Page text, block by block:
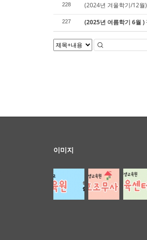
228 (2024년 겨울학기/12월
227 (2025년 여름학기 6월 )
이미지